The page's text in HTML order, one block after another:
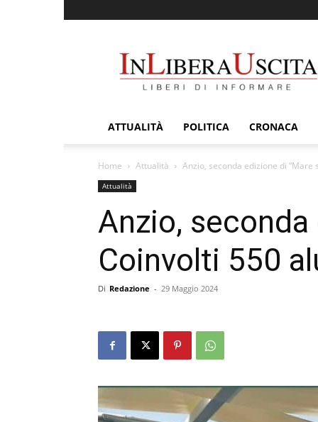
ATTUALITÀ POLITICA CRONACA
Home Attualità Anzio, seconda edizione di
Attualità
Anzio,
Coinvolti 550
Di Redazione - 29 Maggio 2024